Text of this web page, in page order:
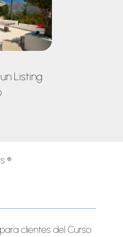
Listing
®
clientes del Curso